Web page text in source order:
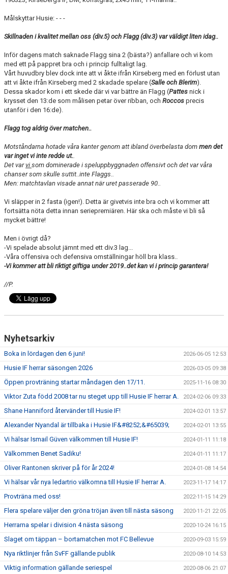
Målskyttar Husie: - - -
Skillnaden i kvalitet mellan oss (div.5) och Flagg (div.3) var väldigt liten idag..
Inför dagens match saknade Flagg sina 2 (bästa?) anfallare och vi kom
med ett på pappret bra och i princip fulltaligt lag.
Vårt huvudbry blev dock inte att vi åkte ifrån Kirseberg med en förlust utan
att vi åkte ifrån Kirseberg med 2 skadade spelare (Salle och Blerim).
Dessa skador kom i ett skede där vi var bättre än Flagg (Pattes nick i
krysset den 13:de som målisen petar över ribban, och Roccos precis
utanför i den 16:de).
Flagg tog aldrig över matchen..
Motståndarna hotade våra kanter genom att ibland överbelasta dom men det
var inget vi inte redde ut..
Det varvi som dominerade i speluppbyggnaden offensivt och det var våra
chanser som skulle suttit..inte Flaggs..
Men: matchtavlan visade annat när uret passerade 90..
Vi släpper in 2 fasta (igen!). Detta är givetvis inte bra och vi kommer att
fortsätta nöta detta innan seriepremiären. Här ska och måste vi bli så
mycket bättre!
Men i övrigt då?
-Vi spelade absolut jämnt med ett div.3 lag...
-Våra offensiva och defensiva omställningar höll bra klass..
-Vi kommer att bli riktigt giftiga under 2019..det kan vi i princip garantera!
//P.
Nyhetsarkiv
Boka in lördagen den 6 juni! 2026-06-05 12:53
Husie IF herrar säsongen 2026 2026-03-05 09:38
Öppen provträning startar måndagen den 17/11. 2025-11-16 08:30
Viktor Zuta född 2008 tar nu steget upp till Husie IF herrar A. 2024-02-06 09:33
Shane Hanniford återvänder till Husie IF! 2024-02-01 13:57
Alexander Nyandal är tillbaka i Husie IF&#8252;&#65039; 2024-02-01 13:55
Vi hälsar Ismail Güven välkommen till Husie IF! 2024-01-11 11:18
Välkommen Benet Sadiku! 2024-01-11 11:17
Oliver Rantonen skriver på för år 2024! 2024-01-08 14:54
Vi hälsar vår nya ledartrio välkomna till Husie IF herrar A. 2023-11-17 14:17
Provträna med oss! 2022-11-15 14:29
Flera spelare väljer den gröna tröjan även till nästa säsong 2020-11-21 22:05
Herrarna spelar i division 4 nästa säsong 2020-10-24 16:15
Slaget om täppan – bortamatchen mot FC Bellevue 2020-09-03 15:59
Nya riktlinjer från SvFF gällande publik 2020-08-10 14:53
Viktig information gällande seriespel 2020-08-06 21:07